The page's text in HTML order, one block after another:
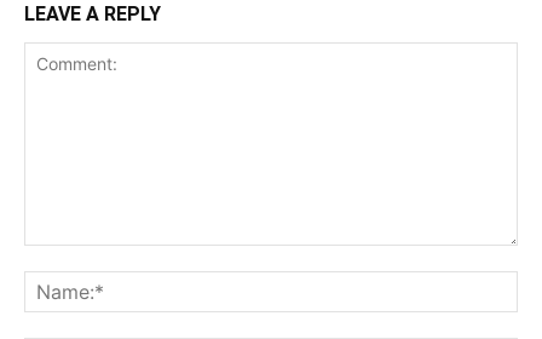
LEAVE A REPLY